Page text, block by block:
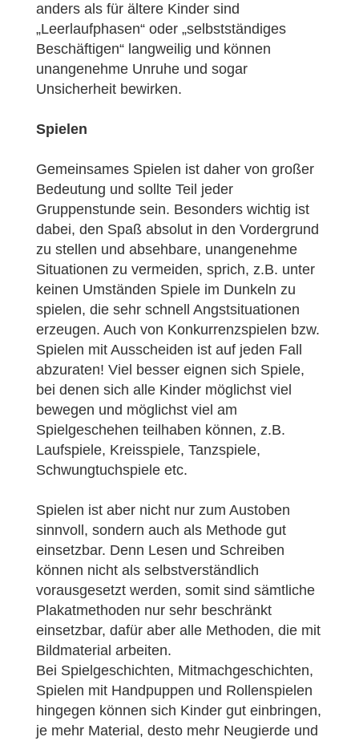
anders als für ältere Kinder sind
„Leerlaufphasen“ oder „selbstständiges
Beschäftigen“ langweilig und können
unangenehme Unruhe und sogar
Unsicherheit bewirken.
Spielen
Gemeinsames Spielen ist daher von großer
Bedeutung und sollte Teil jeder
Gruppenstunde sein. Besonders wichtig ist
dabei, den Spaß absolut in den Vordergrund
zu stellen und absehbare, unangenehme
Situationen zu vermeiden, sprich, z.B. unter
keinen Umständen Spiele im Dunkeln zu
spielen, die sehr schnell Angstsituationen
erzeugen. Auch von Konkurrenzspielen bzw.
Spielen mit Ausscheiden ist auf jeden Fall
abzuraten! Viel besser eignen sich Spiele,
bei denen sich alle Kinder möglichst viel
bewegen und möglichst viel am
Spielgeschehen teilhaben können, z.B.
Laufspiele, Kreisspiele, Tanzspiele,
Schwungtuchspiele etc.
Spielen ist aber nicht nur zum Austoben
sinnvoll, sondern auch als Methode gut
einsetzbar. Denn Lesen und Schreiben
können nicht als selbstverständlich
vorausgesetzt werden, somit sind sämtliche
Plakatmethoden nur sehr beschränkt
einsetzbar, dafür aber alle Methoden, die mit
Bildmaterial arbeiten.
Bei Spielgeschichten, Mitmachgeschichten,
Spielen mit Handpuppen und Rollenspielen
hingegen können sich Kinder gut einbringen,
je mehr Material, desto mehr Neugierde und